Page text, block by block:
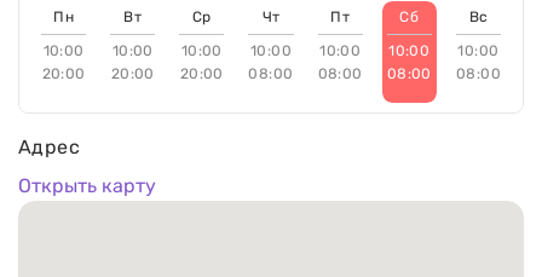
Адрес
Открыть карту
Пн
10:00
20:00
Вт
10:00
20:00
Ср
10:00
20:00
Чт
10:00
08:00
Пт
10:00
08:00
Сб
10:00
08:00
Вс
10:00
08:00